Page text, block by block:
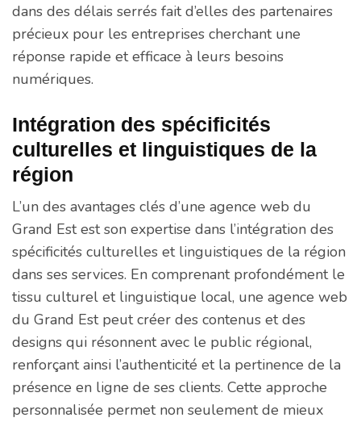
dans des délais serrés fait d’elles des partenaires
précieux pour les entreprises cherchant une
réponse rapide et efficace à leurs besoins
numériques.
Intégration des spécificités
culturelles et linguistiques de la
région
L’un des avantages clés d’une agence web du
Grand Est est son expertise dans l’intégration des
spécificités culturelles et linguistiques de la région
dans ses services. En comprenant profondément le
tissu culturel et linguistique local, une agence web
du Grand Est peut créer des contenus et des
designs qui résonnent avec le public régional,
renforçant ainsi l’authenticité et la pertinence de la
présence en ligne de ses clients. Cette approche
personnalisée permet non seulement de mieux